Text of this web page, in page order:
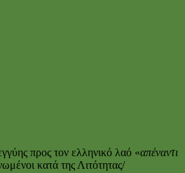
προς τον ελληνικό λαό «απέναντι
κατά της Λιτότητας/